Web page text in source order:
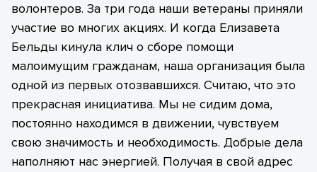
волонтеров. За три года наши ветераны приняли
участие во многих акциях. И когда Елизавета
Бельды кинула клич о сборе помощи
малоимущим гражданам, наша организация была
одной из первых отозвавшихся. Считаю, что это
прекрасная инициатива. Мы не сидим дома,
постоянно находимся в движении, чувствуем
свою значимость и необходимость. Добрые дела
наполняют нас энергией. Получая в свой адрес